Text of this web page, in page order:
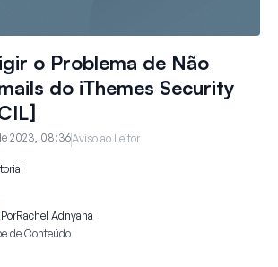
o Problema de Não
do iThemes Security
2023, 08:36Aviso ao Leitor
PorRachel Adnyana
de Conteúdo